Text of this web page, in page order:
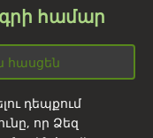
համար
դեպքում
որ Ձեզ